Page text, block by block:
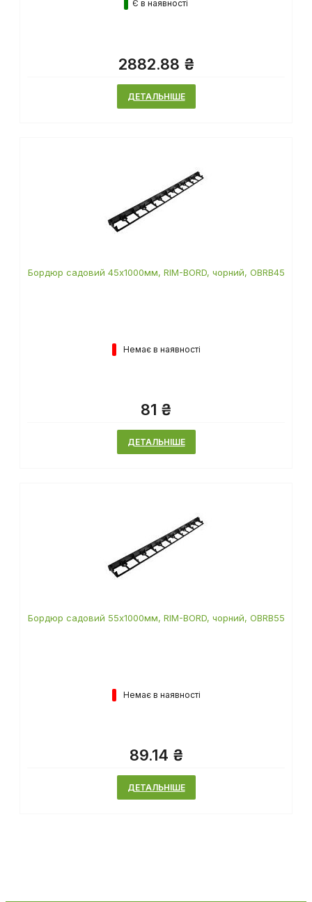
Є в наявності
2882.88 ₴
ДЕТАЛЬНІШЕ
Бордюр садовий 45х1000мм, RIM-BORD, чорний, OBRB45
Немає в наявності
81 ₴
ДЕТАЛЬНІШЕ
Бордюр садовий 55х1000мм, RIM-BORD, чорний, OBRB55
Немає в наявності
89.14 ₴
ДЕТАЛЬНІШЕ